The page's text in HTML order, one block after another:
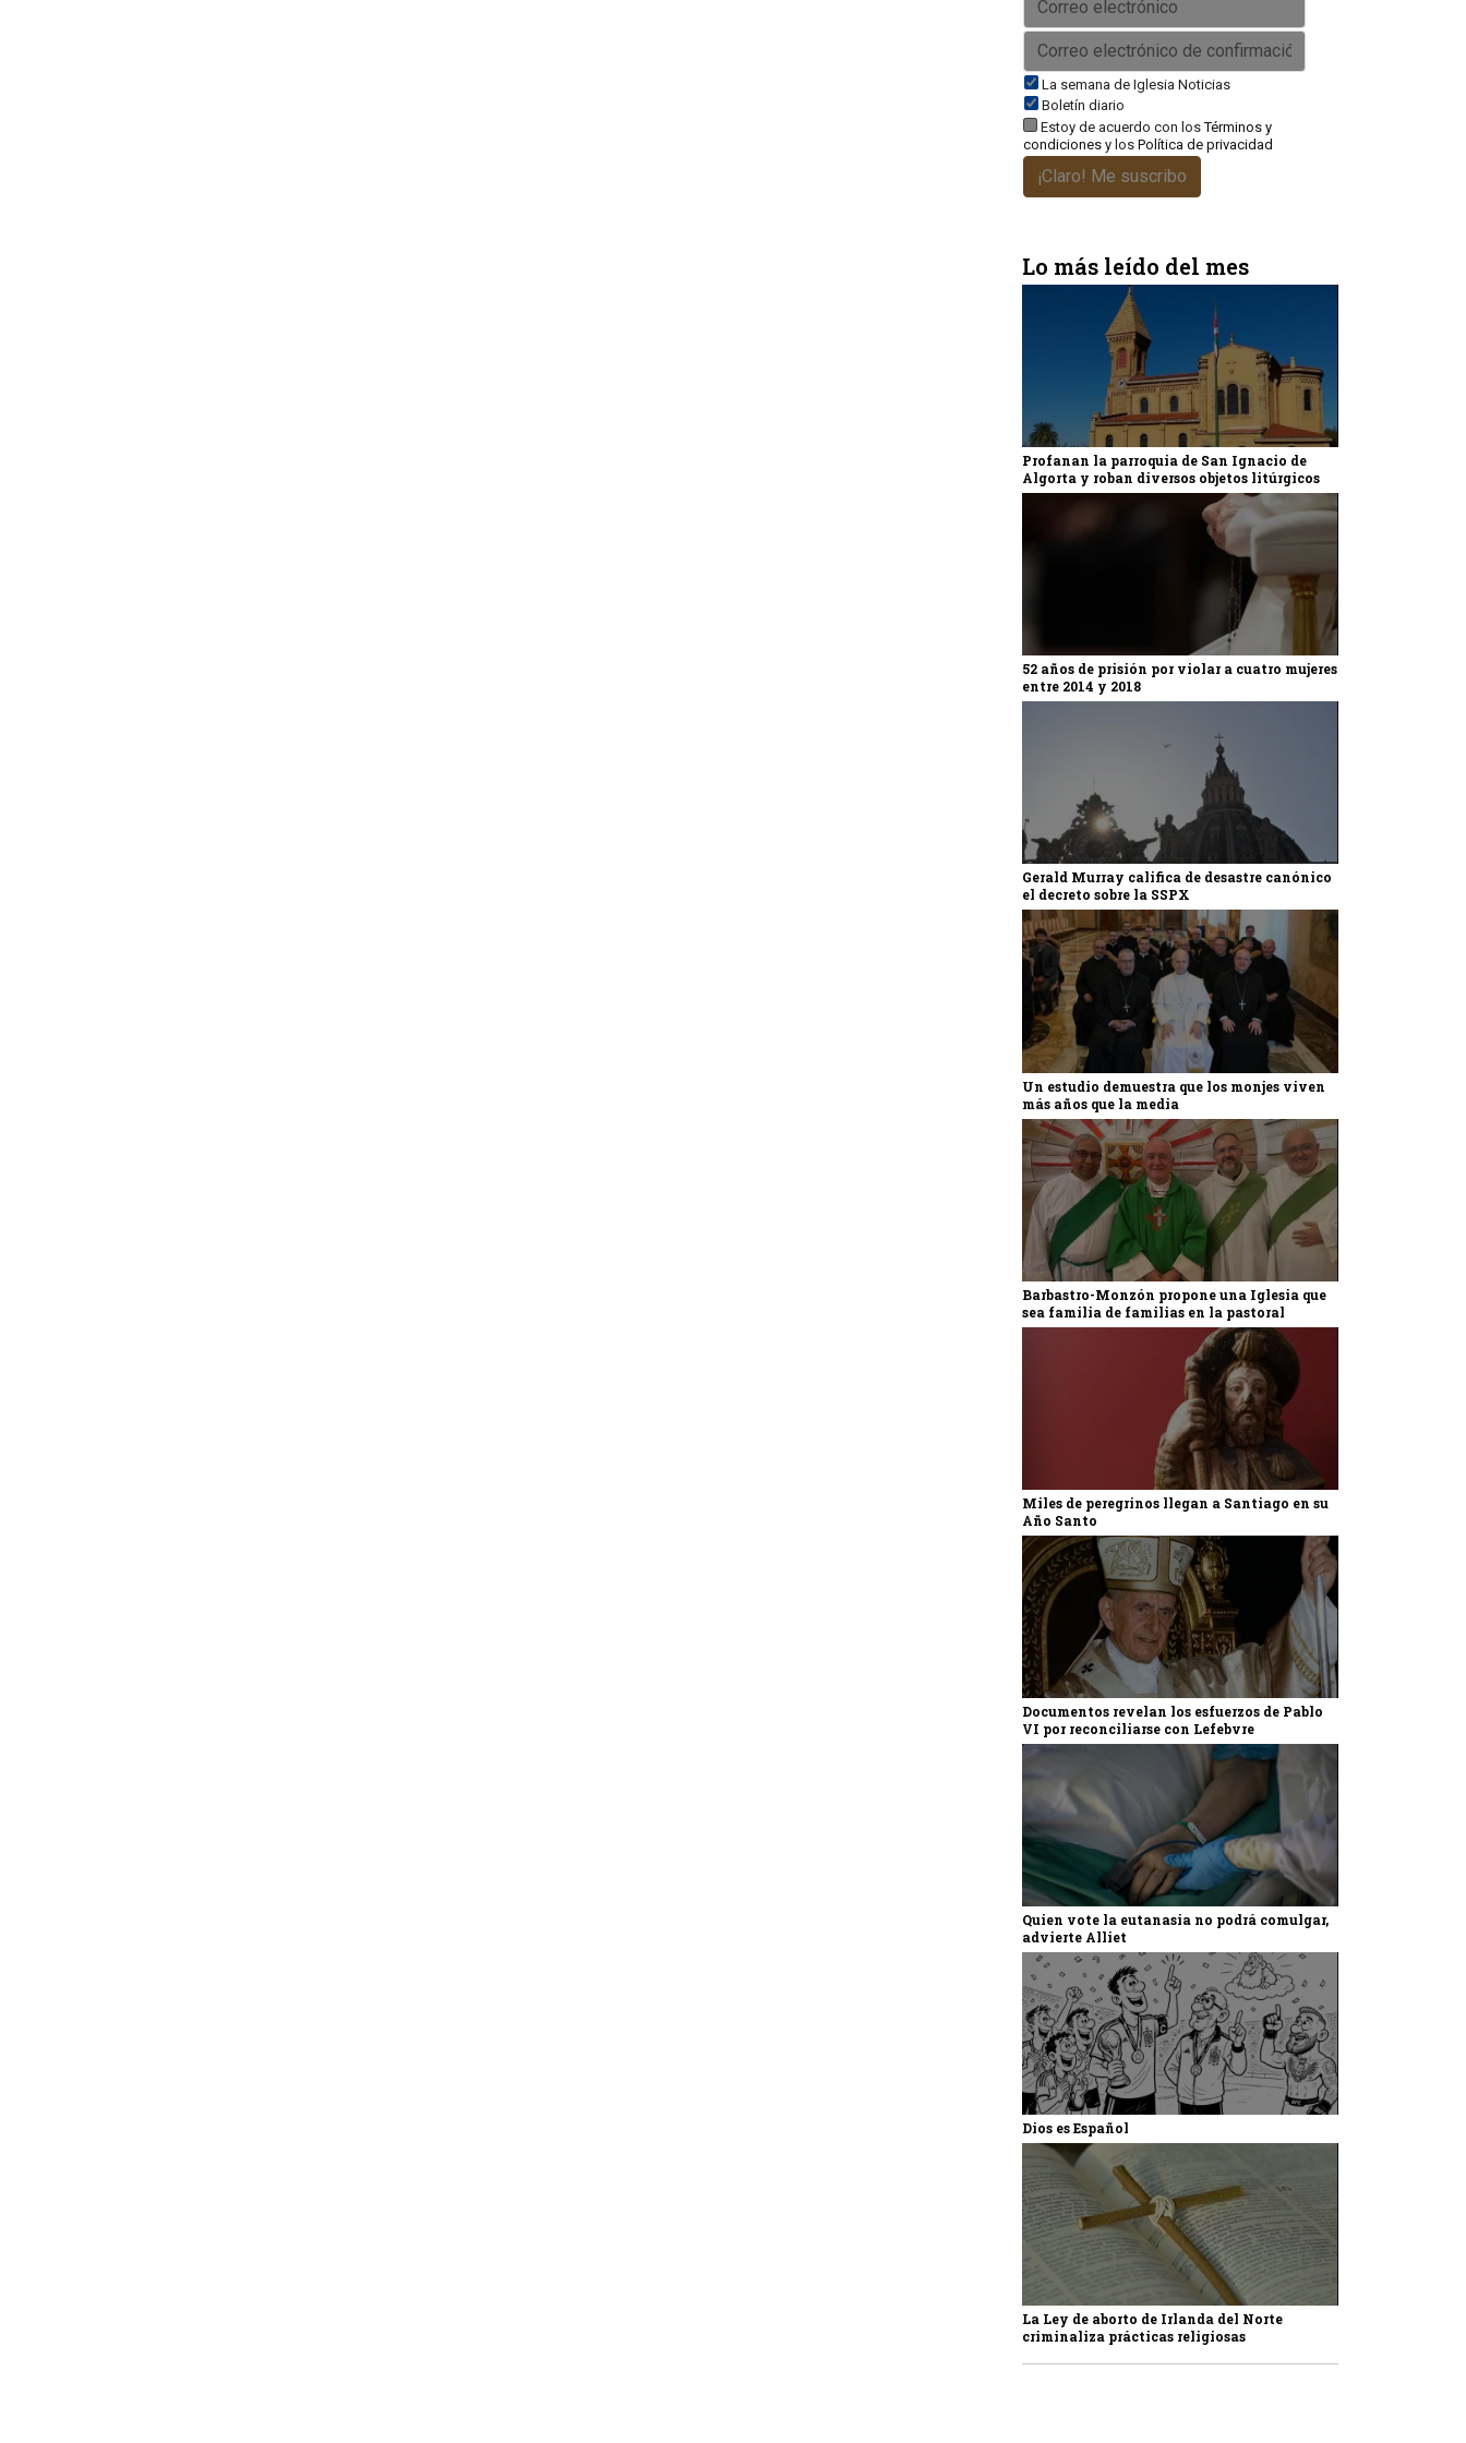
La semana de Iglesia Noticias
Boletín diario
Estoy de acuerdo con losTérminos y
condiciones y los Política de privacidad
¡Claro! Me suscribo
Lo más leído del mes
Profanan la parroquia de San Ignacio de
Algorta y roban diversos objetos litúrgicos
52 años de prisión por violar a cuatro mujeres
entre 2014 y 2018
Gerald Murray califica de desastre canónico
el decreto sobre la SSPX
Un estudio demuestra que los monjes viven
más años que la media
Barbastro-Monzón propone una Iglesia que
sea familia de familias en la pastoral
Miles de peregrinos llegan a Santiago en su
Año Santo
Documentos revelan los esfuerzos de Pablo
VI por reconciliarse con Lefebvre
Quien vote la eutanasia no podrá comulgar,
advierte Alliet
Dios es Español
La Ley de aborto de Irlanda del Norte
criminaliza prácticas religiosas